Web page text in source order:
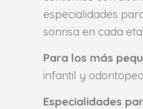
especialidades
sonrisa en cada
Para los más
infantil y
Especialidades